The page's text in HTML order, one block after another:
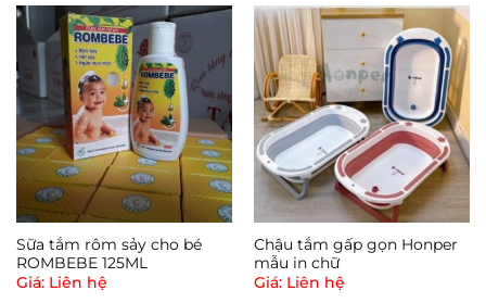
Sữa tắm rôm sảy cho bé
ROMBEBE 125ML
Giá: Liên hệ
Chậu tắm gấp gọn Honper
mẫu in chữ
Giá: Liên hệ